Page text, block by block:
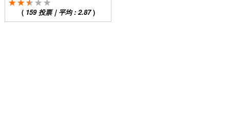
( 159投票｜平均 : 2.87)